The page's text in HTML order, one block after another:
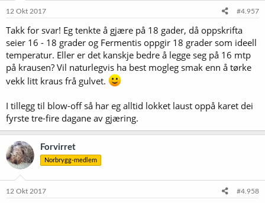
12 Okt 2017 #4.957
Takk for svar! Eg tenkte å gjære på 18 gader, då oppskrifta
seier 16 - 18 grader og Fermentis oppgir 18 grader som ideell
temperatur. Eller er det kanskje bedre å legge seg på 16 mtp
på krausen? Vil naturlegvis ha best mogleg smak enn å tørke
vekk litt kraus frå gulvet.
I tillegg til blow-off så har eg alltid lokket laust oppå karet dei
fyrste tre-fire dagane av gjæring.
Forvirret
Norbrygg-medlem
12 Okt 2017 #4.958